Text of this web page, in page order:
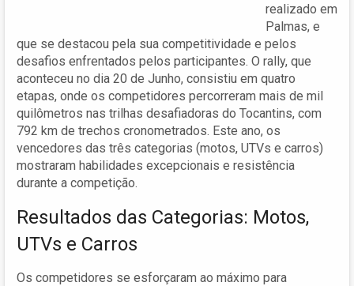
realizado em
Palmas, e
que se destacou pela sua competitividade e pelos
desafios enfrentados pelos participantes. O rally, que
aconteceu no dia 20 de Junho, consistiu em quatro
etapas, onde os competidores percorreram mais de mil
quilômetros nas trilhas desafiadoras do Tocantins, com
792 km de trechos cronometrados. Este ano, os
vencedores das três categorias (motos, UTVs e carros)
mostraram habilidades excepcionais e resistência
durante a competição.
Resultados das Categorias: Motos,
UTVs e Carros
Os competidores se esforçaram ao máximo para